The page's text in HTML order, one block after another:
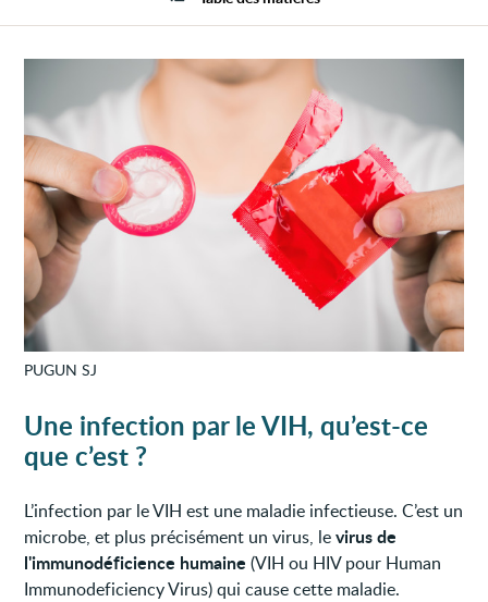
VIH
Sida
PUGUN SJ
Une infection par le VIH, qu’est-ce
que c’est ?
L’infection par le VIH est une maladie infectieuse. C’est un
microbe, et plus précisément un virus, levirus de
l'immunodéficience humaine (VIH ou HIV pour Human
Immunodeficiency Virus) qui cause cette maladie.